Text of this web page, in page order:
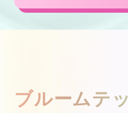
ブルームテ